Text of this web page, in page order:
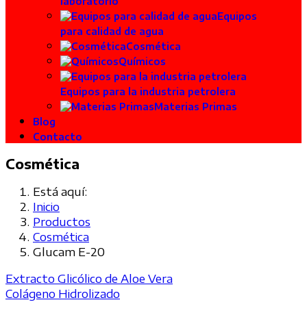
Equipos
para calidad de agua
Cosmética
Químicos
Equipos para la industria petrolera
Materias Primas
Blog
Contacto
Cosmética
Está aquí:
Inicio
Productos
Cosmética
Glucam E-20
Extracto Glicólico de Aloe Vera
Colágeno Hidrolizado